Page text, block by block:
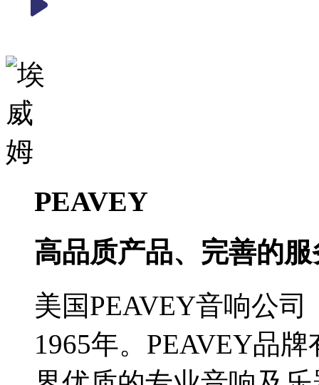
PEAVEY
高品质产品、完善的服
美国PEAVEY音响公司
1965年。PEAVEY品